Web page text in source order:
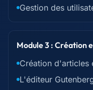
Gestion des
Module 3 : Création
Création d'articles
L'éditeur